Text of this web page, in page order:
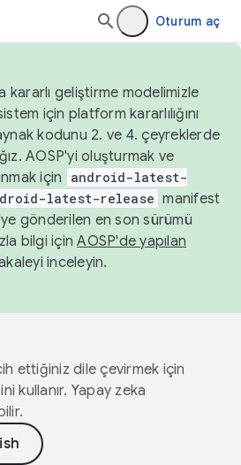
Oturum aç
kararlı geliştirme modelimizle
için platform kararlılığını
kodunu 2. ve 4. çeyreklerde
AOSP'yi oluşturmak ve
için
android-latest-
latest-release manifest
gönderilen en son sürümü
bilgi içinAOSP'de yapılan
inceleyin.
ettiğiniz dile çevirmek için
kullanır. Yapay zeka